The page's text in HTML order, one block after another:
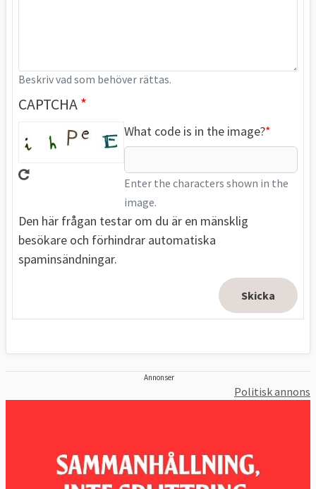
Beskriv vad som behöver rättas.
CAPTCHA
What code is in the image?
Enter the characters shown in the
image.
Den här frågan testar om du är en mänsklig
besökare och förhindrar automatiska
spaminsändningar.
Annonser
Politisk annons